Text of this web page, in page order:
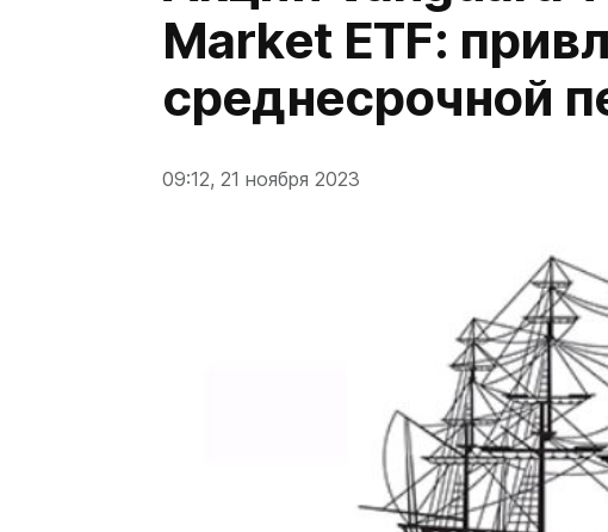
Market ETF:
среднесрочной
09:12, 21 ноября 2023